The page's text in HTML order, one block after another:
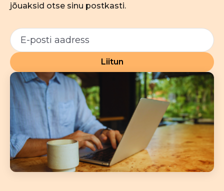
jõuaksid otse sinu postkasti.
Liitun